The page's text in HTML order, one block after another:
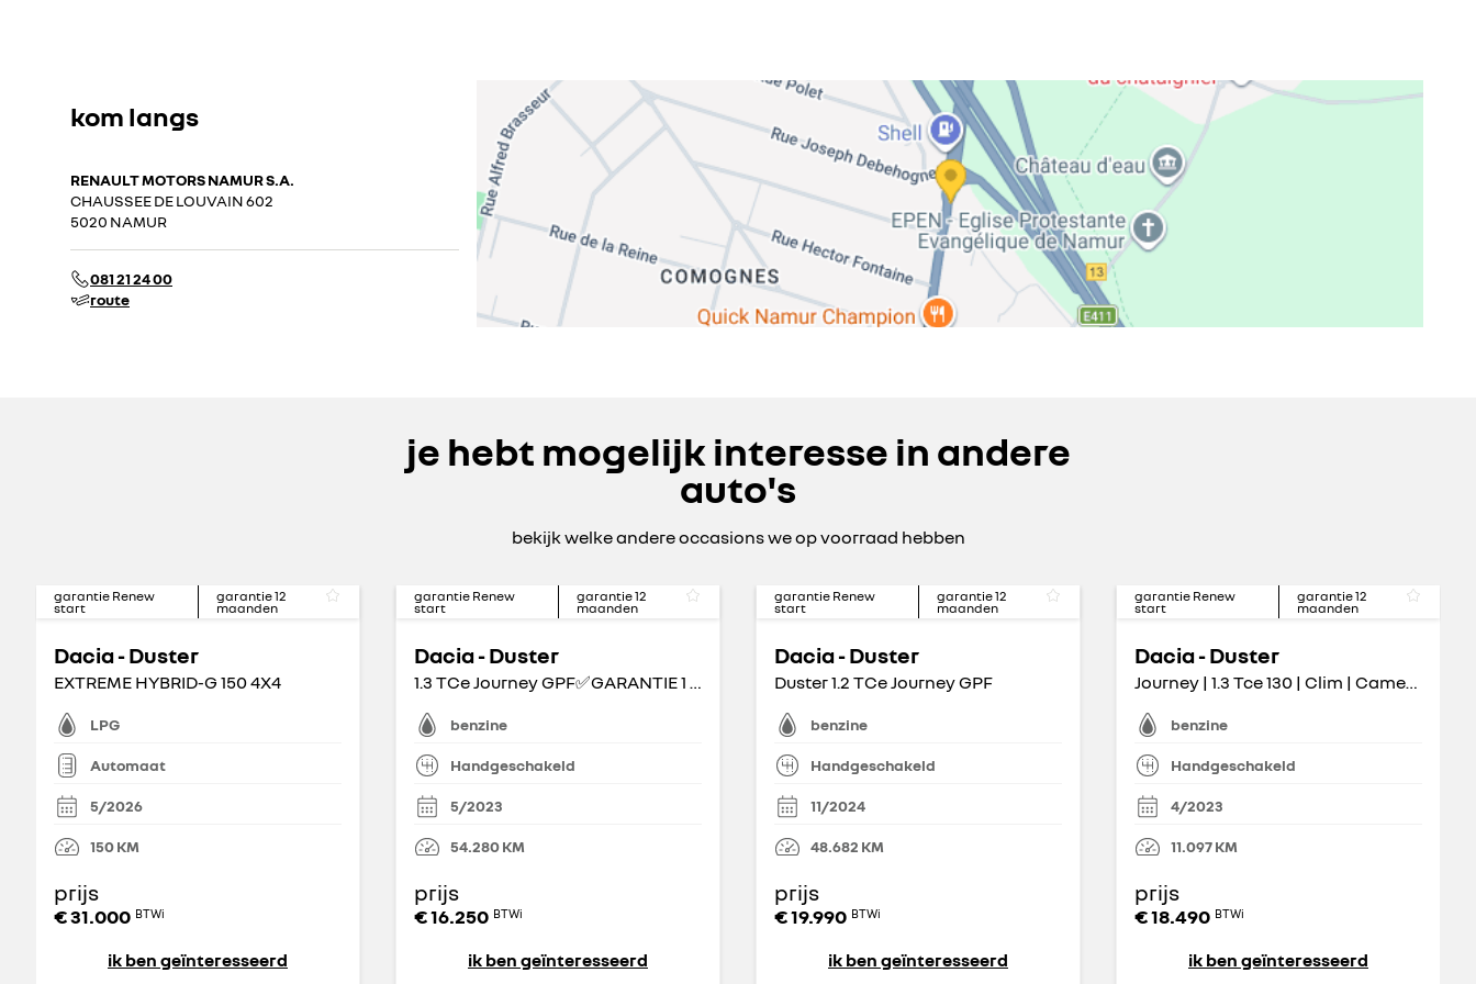
kom langs
RENAULT MOTORS NAMUR S.A.
CHAUSSEE DE LOUVAIN 602
5020 NAMUR
081 21 24 00
route
je hebt mogelijk interesse in andere
auto's
bekijk welke andere occasions we op voorraad hebben
garantie Renew
start
garantie12
maanden
Dacia - Duster
EXTREME HYBRID-G 150 4X4
LPG
Automaat
5/2026
150KM
prijs
€ 31.000 BTWi
ik ben geïnteresseerd
garantie Renew
start
garantie12
maanden
Dacia - Duster
1.3 TCe Journey GPF✅GARANTIE 1 AN✅
benzine
Handgeschakeld
5/2023
54.280KM
prijs
€ 16.250 BTWi
ik ben geïnteresseerd
garantie Renew
start
garantie12
maanden
Dacia - Duster
Duster 1.2 TCe Journey GPF
benzine
Handgeschakeld
11/2024
48.682 KM
prijs
€ 19.990 BTWi
ik ben geïnteresseerd
garantie Renew
start
garantie12
maanden
Dacia - Duster
Journey | 1.3 Tce 130 | Clim | Camera | Carplay | Alu
benzine
Handgeschakeld
4/2023
11.097KM
prijs
€ 18.490 BTWi
ik ben geïnteresseerd